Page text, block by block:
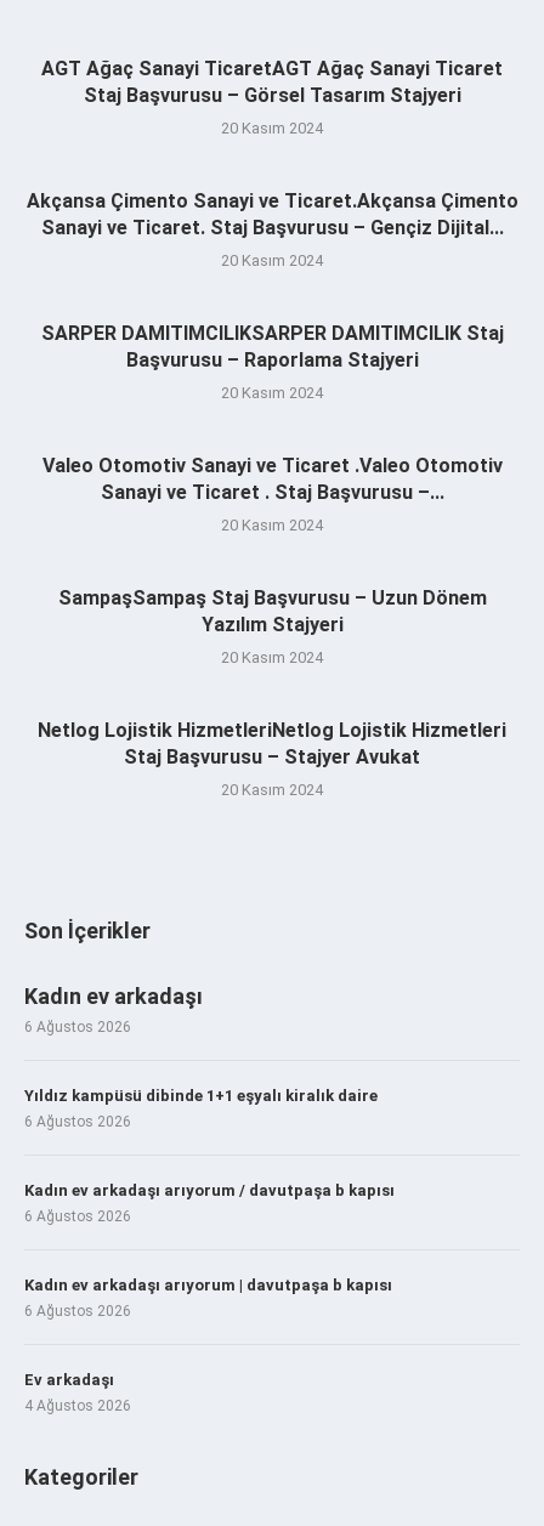
AGT Ağaç Sanayi TicaretAGT Ağaç Sanayi Ticaret
Staj Başvurusu – Görsel Tasarım Stajyeri
20 Kasım 2024
Akçansa Çimento Sanayi ve Ticaret.Akçansa Çimento
Sanayi ve Ticaret. Staj Başvurusu – Gençiz Dijital...
20 Kasım 2024
SARPER DAMITIMCILIKSARPER DAMITIMCILIK Staj
Başvurusu – Raporlama Stajyeri
20 Kasım 2024
Valeo Otomotiv Sanayi ve Ticaret .Valeo Otomotiv
Sanayi ve Ticaret . Staj Başvurusu –...
20 Kasım 2024
SampaşSampaş Staj Başvurusu – Uzun Dönem
Yazılım Stajyeri
20 Kasım 2024
Netlog Lojistik HizmetleriNetlog Lojistik Hizmetleri
Staj Başvurusu – Stajyer Avukat
20 Kasım 2024
Son İçerikler
Kadın ev arkadaşı
6 Ağustos 2026
Yıldız kampüsü dibinde 1+1 eşyalı kiralık daire
6 Ağustos 2026
Kadın ev arkadaşı arıyorum / davutpaşa b kapısı
6 Ağustos 2026
Kadın ev arkadaşı arıyorum | davutpaşa b kapısı
6 Ağustos 2026
Ev arkadaşı
4 Ağustos 2026
Kategoriler